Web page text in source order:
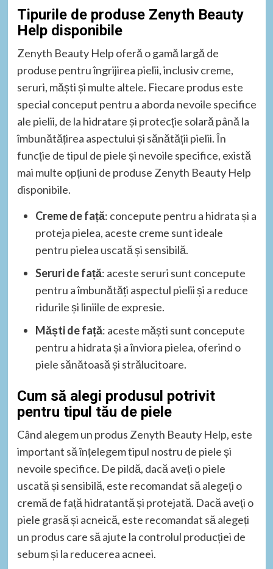
Tipurile de produse Zenyth Beauty
Help disponibile
Zenyth Beauty Help oferă o gamă largă de
produse pentru îngrijirea pielii, inclusiv creme,
seruri, măști și multe altele. Fiecare produs este
special conceput pentru a aborda nevoile specifice
ale pielii, de la hidratare și protecție solară până la
îmbunătățirea aspectului și sănătății pielii. În
funcție de tipul de piele și nevoile specifice, există
mai multe opțiuni de produse Zenyth Beauty Help
disponibile.
Creme de față: concepute pentru a hidrata și a
proteja pielea, aceste creme sunt ideale
pentru pielea uscată și sensibilă.
Seruri de față: aceste seruri sunt concepute
pentru a îmbunătăți aspectul pielii și a reduce
ridurile și liniile de expresie.
Măști de față: aceste măști sunt concepute
pentru a hidrata și a înviora pielea, oferind o
piele sănătoasă și strălucitoare.
Cum să alegi produsul potrivit
pentru tipul tău de piele
Când alegem un produs Zenyth Beauty Help, este
important să înțelegem tipul nostru de piele și
nevoile specifice. De pildă, dacă aveți o piele
uscată și sensibilă, este recomandat să alegeți o
cremă de față hidratantă și protejată. Dacă aveți o
piele grasă și acneică, este recomandat să alegeți
un produs care să ajute la controlul producției de
sebum și la reducerea acneei.